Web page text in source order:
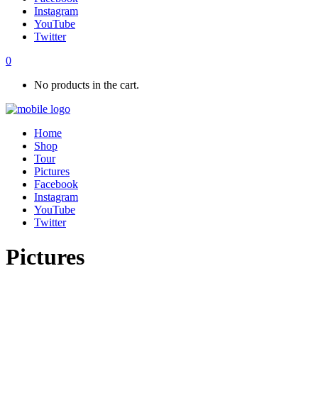
Instagram
YouTube
Twitter
0
No products in the cart.
Home
Shop
Tour
Pictures
Facebook
Instagram
YouTube
Twitter
Pictures